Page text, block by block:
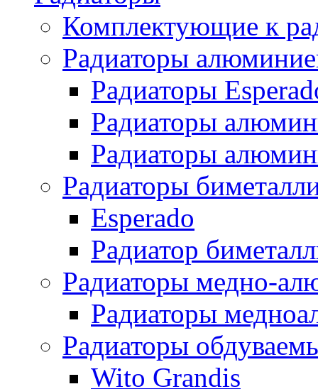
Комплектующие к
Радиаторы
Радиаторы
Радиаторы
Радиаторы
Радиаторы
Esperado
Радиатор
Радиаторы медно-
Радиаторы
Радиаторы
Wito Grandis